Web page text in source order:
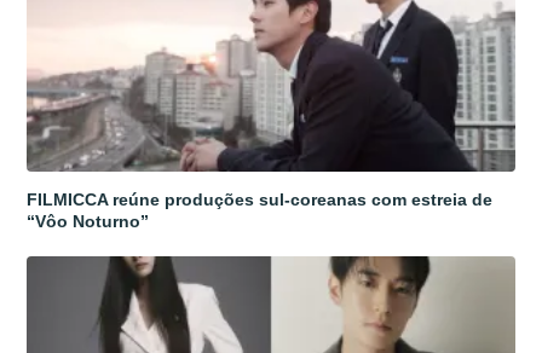
FILMICCA reúne produções sul-coreanas com estreia de
“Vôo Noturno”